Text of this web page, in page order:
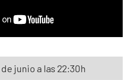
junio a las 22:30h